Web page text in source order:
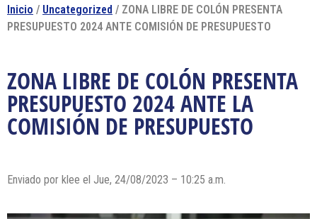
Inicio / Uncategorized / ZONA LIBRE DE COLÓN PRESENTA
PRESUPUESTO 2024 ANTE COMISIÓN DE PRESUPUESTO
ZONA LIBRE DE COLÓN PRESENTA
PRESUPUESTO 2024 ANTE LA
COMISIÓN DE PRESUPUESTO
Enviado por klee el Jue, 24/08/2023 – 10:25 a.m.